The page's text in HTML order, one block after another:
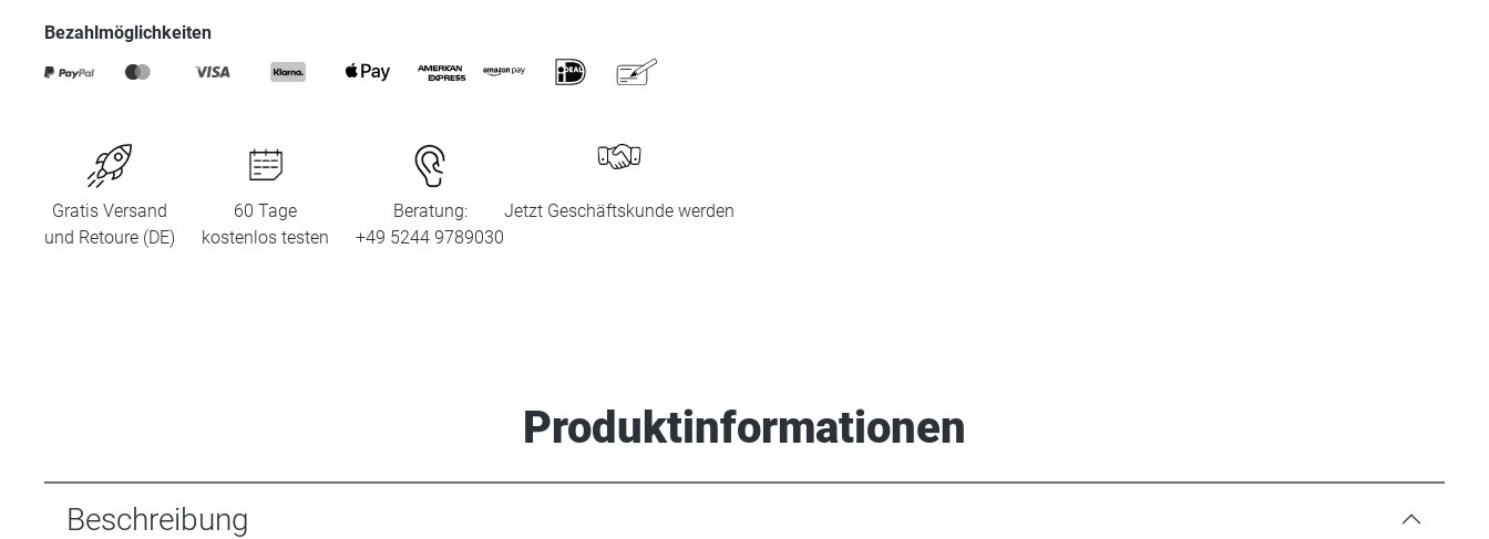
Bezahlmöglichkeiten
Gratis Versand
und Retoure (DE)
60 Tage
kostenlos testen
Beratung:
+49 5244 9789030
Jetzt Geschäftskunde werden
Produktinformationen
Beschreibung